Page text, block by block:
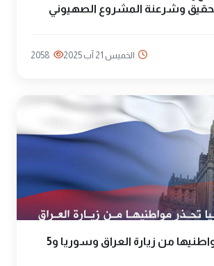
تحقيق وشرعنة المشروع الصهيوني
الخميس 21 آب 2025 2058
روسيا تحذر مواطنيها من زيارة العراق وسوريا و5